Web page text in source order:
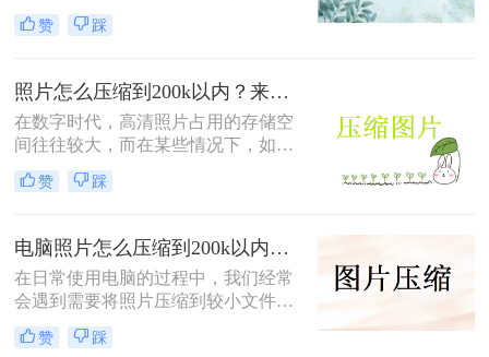
几种方法，帮助您轻松实现这一目
标。
我们经常要面对很多大大小小的的图
片，例如家人朋友分享的生活美照、
时候图片太大就会导致无法观看或者
上传不了，这时候我们就需要将图片
进行压缩，以便下一步的进行。那么
问题来了，怎样图片压缩小于2M呢？
接下来我给大家分享一个压缩图片的
实用方法，让我们一起往下看吧~
赞 踩
照片怎么压缩到200k以内？来试试这2种压缩方法！
在数字时代，高清照片占用的存储空
间往往较大，而在某些情况下，如上
传至网页、发送电子邮件或保存至手
机时，我们可能需要将照片压缩到更
有助于节省存储空间，还能加快传输
速度。那么照片怎么压缩到200k以内
呢？以下是一些将照片压缩到200k以
内的详细步骤与技巧。
赞 踩
电脑照片怎么压缩到200k以内？学会这三种方法就够用了！
在日常使用电脑的过程中，我们经常
会遇到需要将照片压缩到较小文件大
小的情况，尤其是当照片需要上传至
网络或发送电子邮件时，200k以内的
赞 踩